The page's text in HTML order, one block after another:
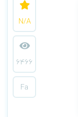
N/A
6466
Fa